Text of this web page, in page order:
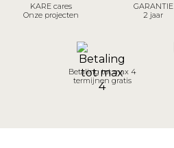
KARE cares
Onze projecten
GARANTIE
2 jaar
Betaling tot max 4
termijnen gratis